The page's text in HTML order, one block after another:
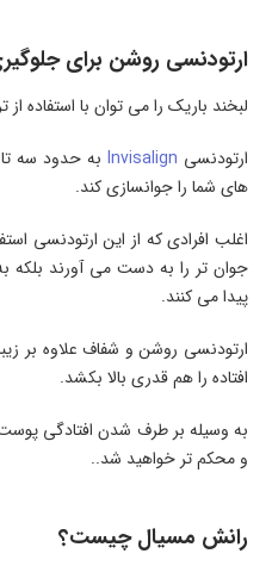
ارتودنسی روشن برای
لبخند باریک را می توان با استفاده
ارتودنسی Invisalign به حدود سه
های شما را جوانسازی کند.
اغلب افرادی که از این ارتودنسی
جوان تر را به دست می آورند
پیدا می کنند.
ارتودنسی روشن و شفاف علاوه بر
افتاده را هم قدری بالا بکشد.
به وسیله بر طرف شدن افتادگی
و محکم تر خواهید شد..
رانش مسیال چیست؟